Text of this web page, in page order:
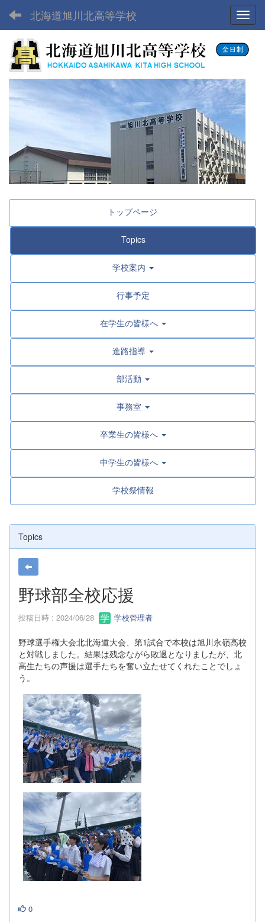
北海道旭川北高等学校
トップページ
Topics
学校案内
行事予定
在学生の皆様へ
進路指導
部活動
事務室
卒業生の皆様へ
中学生の皆様へ
学校祭情報
Topics
野球部全校応援
投稿日時 : 2024/06/28 学校管理者
野球選手権大会北北海道大会、第1試合で本校は旭川永嶺高校
と対戦しました。結果は残念ながら敗退となりましたが、北
高生たちの声援は選手たちを奮い立たせてくれたことでしょ
う。
0